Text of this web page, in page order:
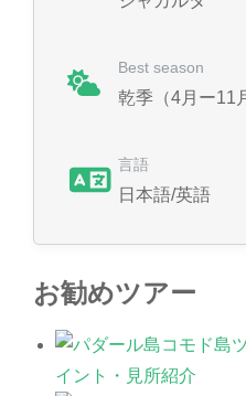
Best season
乾季（4月ー11
言語
日本語/英語
お勧めツアー
コモド島
イント・見所紹介